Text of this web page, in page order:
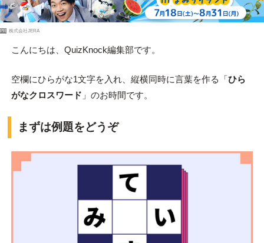
PR 株式会社JERA
こんにちは、QuizKnock編集部です。
空欄にひらがな1文字を入れ、縦横同時に言葉を作る「ひら
がなクロスワード 」のお時間です。
まずは例題をどうぞ